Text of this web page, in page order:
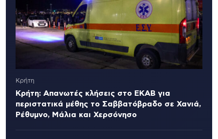
Κρήτη
Κρήτη: Απανωτές κλήσεις στο ΕΚΑΒ για
περιστατικά μέθης το Σαββατόβραδο σε Χανιά,
Ρέθυμνο, Μάλια και Χερσόνησο